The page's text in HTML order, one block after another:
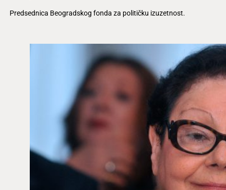
Predsednica Beogradskog fonda za političku izuzetnost.